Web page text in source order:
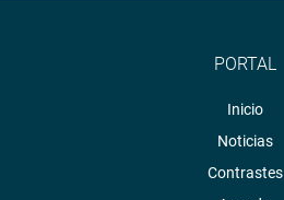
PORTAL
Inicio
Noticias
Contrastes